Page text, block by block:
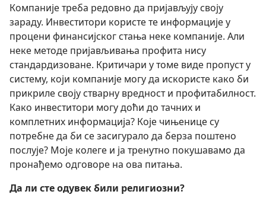
Компаније треба редовно да пријављују своју
зараду. Инвеститори користе те информације у
процени финансијског стања неке компаније. Али
неке методе пријављивања профита нису
стандардизоване. Критичари у томе виде пропуст у
систему, који компаније могу да искористе како би
прикриле своју стварну вредност и профитабилност.
Како инвеститори могу доћи до тачних и
комплетних информација? Које чињенице су
потребне да би се засигурало да берза поштено
послује? Моје колеге и ја тренутно покушавамо да
пронађемо одговоре на ова питања.
Да ли сте одувек били религиозни?